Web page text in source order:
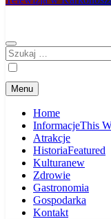
Szukaj:
Menu
Home
InformacjeThis
Atrakcje
HistoriaFeatured
Kulturanew
Zdrowie
Gastronomia
Gospodarka
Kontakt